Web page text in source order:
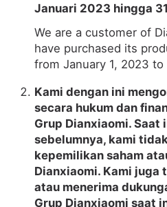
Januari 2023 hingga
We are a customer of
have purchased its
from January 1, 2023
Kami dengan ini
secara hukum dan
Grup Dianxiaomi. Saat
sebelumnya, kami
kepemilikan saham
Dianxiaomi. Kami juga
atau menerima
Grup Dianxiaomi saat